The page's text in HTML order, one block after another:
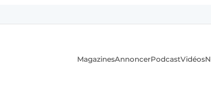
MagazinesAnnoncerPodcastVidéos